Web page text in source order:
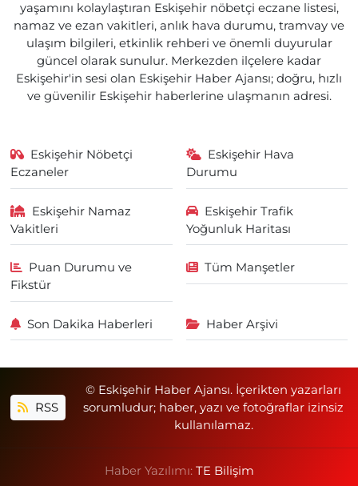
yaşamını kolaylaştıran Eskişehir nöbetçi eczane listesi,
namaz ve ezan vakitleri, anlık hava durumu, tramvay ve
ulaşım bilgileri, etkinlik rehberi ve önemli duyurular
güncel olarak sunulur. Merkezden ilçelere kadar
Eskişehir'in sesi olan Eskişehir Haber Ajansı; doğru, hızlı
ve güvenilir Eskişehir haberlerine ulaşmanın adresi.
Eskişehir Nöbetçi
Eczaneler
Eskişehir Hava
Durumu
Eskişehir Namaz
Vakitleri
Eskişehir Trafik
Yoğunluk Haritası
Puan Durumu ve
Fikstür
Tüm Manşetler
Son Dakika Haberleri Haber Arşivi
RSS
© Eskişehir Haber Ajansı. İçerikten yazarları
sorumludur; haber, yazı ve fotoğraflar izinsiz
kullanılamaz.
Haber Yazılımı: TE Bilişim